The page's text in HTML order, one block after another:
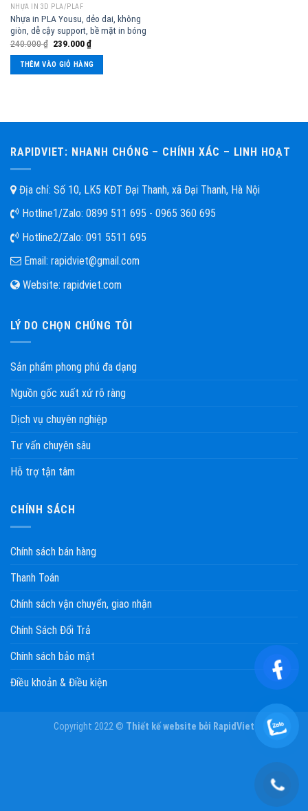
NHỰA IN 3D PLA/PLAF
Nhựa in PLA Yousu, dẻo dai, không
giòn, dễ cậy support, bề mặt in bóng
240.000₫ 239.000₫
THÊM VÀO GIỎ HÀNG
RAPIDVIET: NHANH CHÓNG – CHÍNH XÁC – LINH HOẠT
Địa chỉ: Số 10, LK5 KĐT Đại Thanh, xã Đại Thanh, Hà Nội
Hotline1/Zalo: 0899 511 695 - 0965 360 695
Hotline2/Zalo: 091 5511 695
Email: rapidviet@gmail.com
Website: rapidviet.com
LÝ DO CHỌN CHÚNG TÔI
Sản phẩm phong phú đa dạng
Nguồn gốc xuất xứ rõ ràng
Dịch vụ chuyên nghiệp
Tư vấn chuyên sâu
Hỗ trợ tận tâm
CHÍNH SÁCH
Chính sách bán hàng
Thanh Toán
Chính sách vận chuyển, giao nhận
Chính Sách Đổi Trả
Chính sách bảo mật
Điều khoản & Điều kiện
Copyright 2022 © Thiết kế website bởi RapidViet